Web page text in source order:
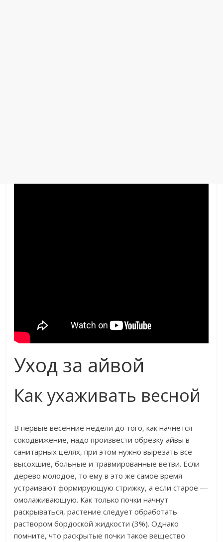
Уход за айвой
Как ухаживать весной
В первые весенние недели до того, как начнется
сокодвижение, надо произвести обрезку айвы в
санитарных целях, при этом нужно вырезать все
высохшие, больные и травмированные ветви. Если
дерево молодое, то ему в это же самое время
устраивают формирующую стрижку, а если старое ―
омолаживающую. Как только почки начнут
раскрываться, растение следует обработать
раствором бордоской жидкости (3%). Однако
помните, что раскрытые почки такое вещество